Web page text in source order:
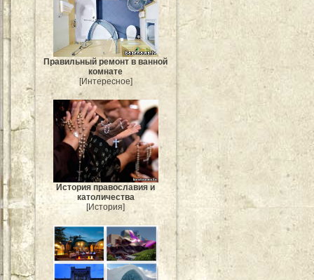
Правильный ремонт в ванной
комнате
[Интересное]
История православия и
католичества
[История]